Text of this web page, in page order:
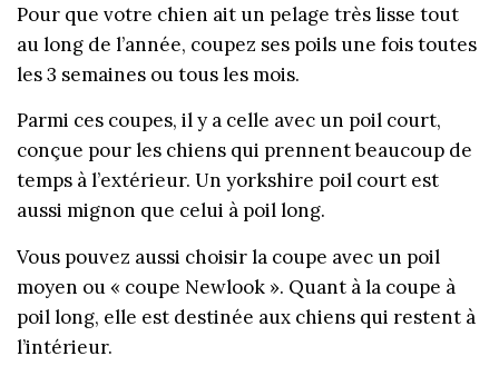
Pour que votre chien ait un pelage très lisse tout
au long de l’année, coupez ses poils une fois toutes
les 3 semaines ou tous les mois.
Parmi ces coupes, il y a celle avec un poil court,
conçue pour les chiens qui prennent beaucoup de
temps à l’extérieur. Un yorkshire poil court est
aussi mignon que celui à poil long.
Vous pouvez aussi choisir la coupe avec un poil
moyen ou « coupe Newlook ». Quant à la coupe à
poil long, elle est destinée aux chiens qui restent à
l’intérieur.